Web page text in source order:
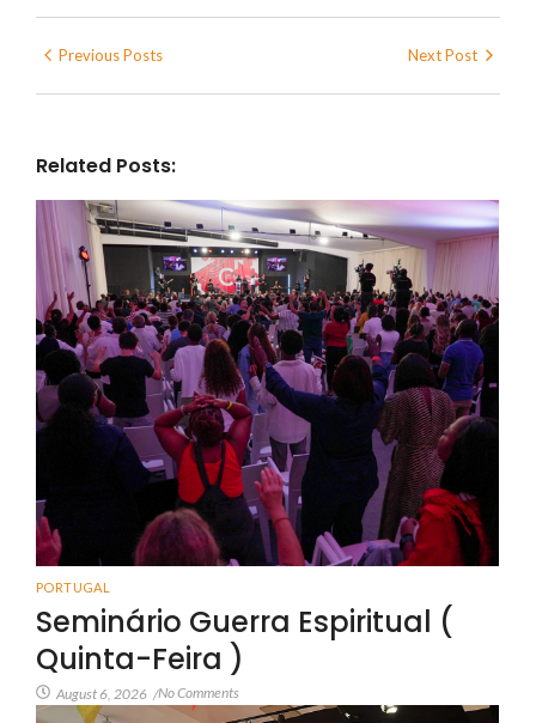
Previous Posts Next Post
Related Posts:
PORTUGAL
Seminário Guerra Espiritual (
Quinta-Feira )
August 6, 2026 /No Comments